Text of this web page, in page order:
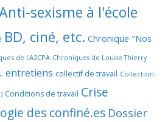
sexisme à l'école
BD, ciné, etc. Chronique "Nos
de l'A2CPA Chroniques de Louise Thierry
entretiens collectif de travail Collection
Conditions de travail Crise
des confiné.es Dossier